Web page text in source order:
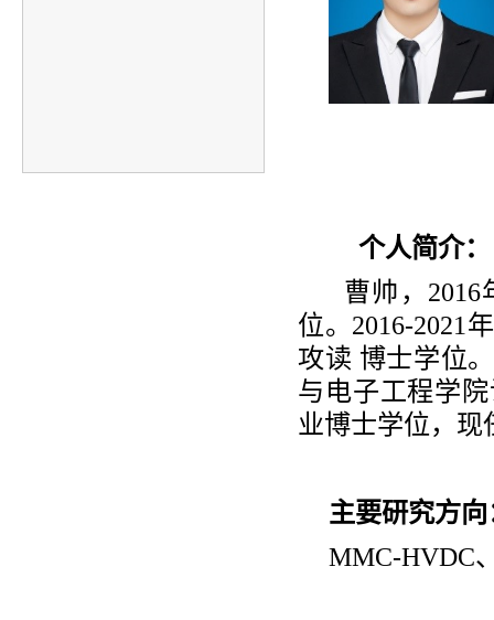
个人简介：
曹帅，
位。2016-2021
攻读 博士学位
与电子工程学
业博士学位，
主要研究方向
MMC-HVDC